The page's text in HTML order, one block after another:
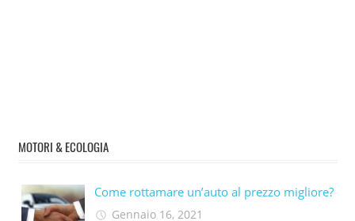
MOTORI & ECOLOGIA
Come rottamare un’auto al prezzo migliore?
Gennaio 16, 2021